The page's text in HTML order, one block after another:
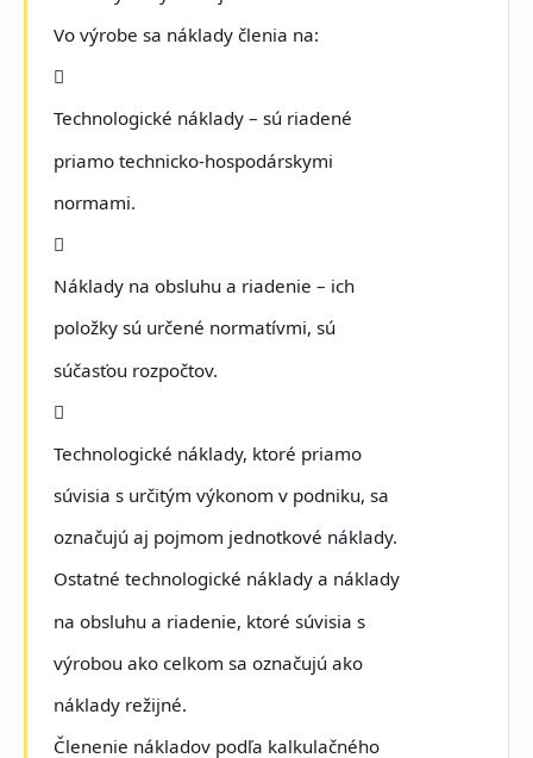
Vo výrobe sa náklady členia na:

Technologické náklady – sú riadené
priamo technicko-hospodárskymi
normami.

Náklady na obsluhu a riadenie – ich
položky sú určené normatívmi, sú
súčasťou rozpočtov.

Technologické náklady, ktoré priamo
súvisia s určitým výkonom v podniku, sa
označujú aj pojmom jednotkové náklady.
Ostatné technologické náklady a náklady
na obsluhu a riadenie, ktoré súvisia s
výrobou ako celkom sa označujú ako
náklady režijné.
Členenie nákladov podľa kalkulačného